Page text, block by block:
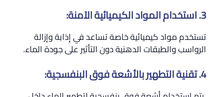
3. استخدام المواد الكيميائية الآمنة:
تستخدم مواد كيميائية خاصة تساعد في إذابة وإزالة
الرواسب والطبقات الدهنية دون التأثير على جودة الماء.
4. تقنية التطهير بالأشعة فوق البنفسجية: